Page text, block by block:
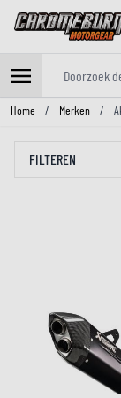
Ga naar de inhoud
Home / Merken /
FILTEREN